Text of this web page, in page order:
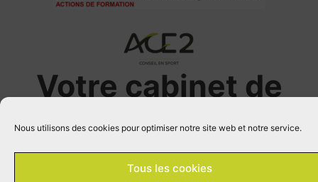
Nous utilisons des cookies pour optimiser notre site web et notre service.
Tous les cookies
Votre cabinet de
conseil en sport